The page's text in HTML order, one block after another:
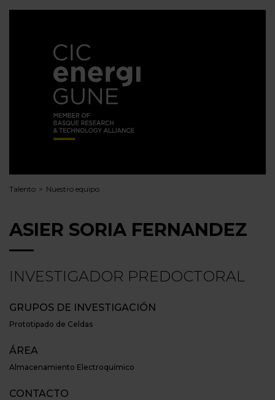
Talento Nuestro equipo
ASIER SORIA FERNANDEZ
INVESTIGADOR PREDOCTORAL
GRUPOS DE INVESTIGACIÓN
Prototipado de Celdas
ÁREA
Almacenamiento Electroquímico
CONTACTO